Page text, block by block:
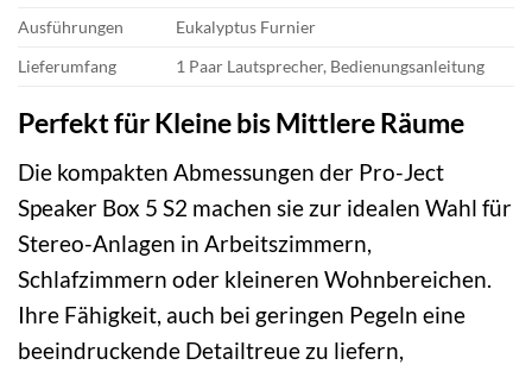
Ausführungen
Eukalyptus Furnier
Lieferumfang
1 Paar Lautsprecher, Bedienungsanleitung
Perfekt für Kleine bis Mittlere Räume
Die kompakten Abmessungen der Pro-Ject
Speaker Box 5 S2 machen sie zur idealen Wahl für
Stereo-Anlagen in Arbeitszimmern,
Schlafzimmern oder kleineren Wohnbereichen.
Ihre Fähigkeit, auch bei geringen Pegeln eine
beeindruckende Detailtreue zu liefern,